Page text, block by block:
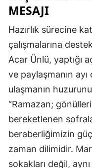
MESAJI
Hazırlık sürecine
çalışmalarına
Acar Ünlü, yaptığı
ve paylaşmanın
ulaşmanın
“Ramazan;
bereketlenen
beraberliğimizin
zaman dilimidir.
sokakları değil,